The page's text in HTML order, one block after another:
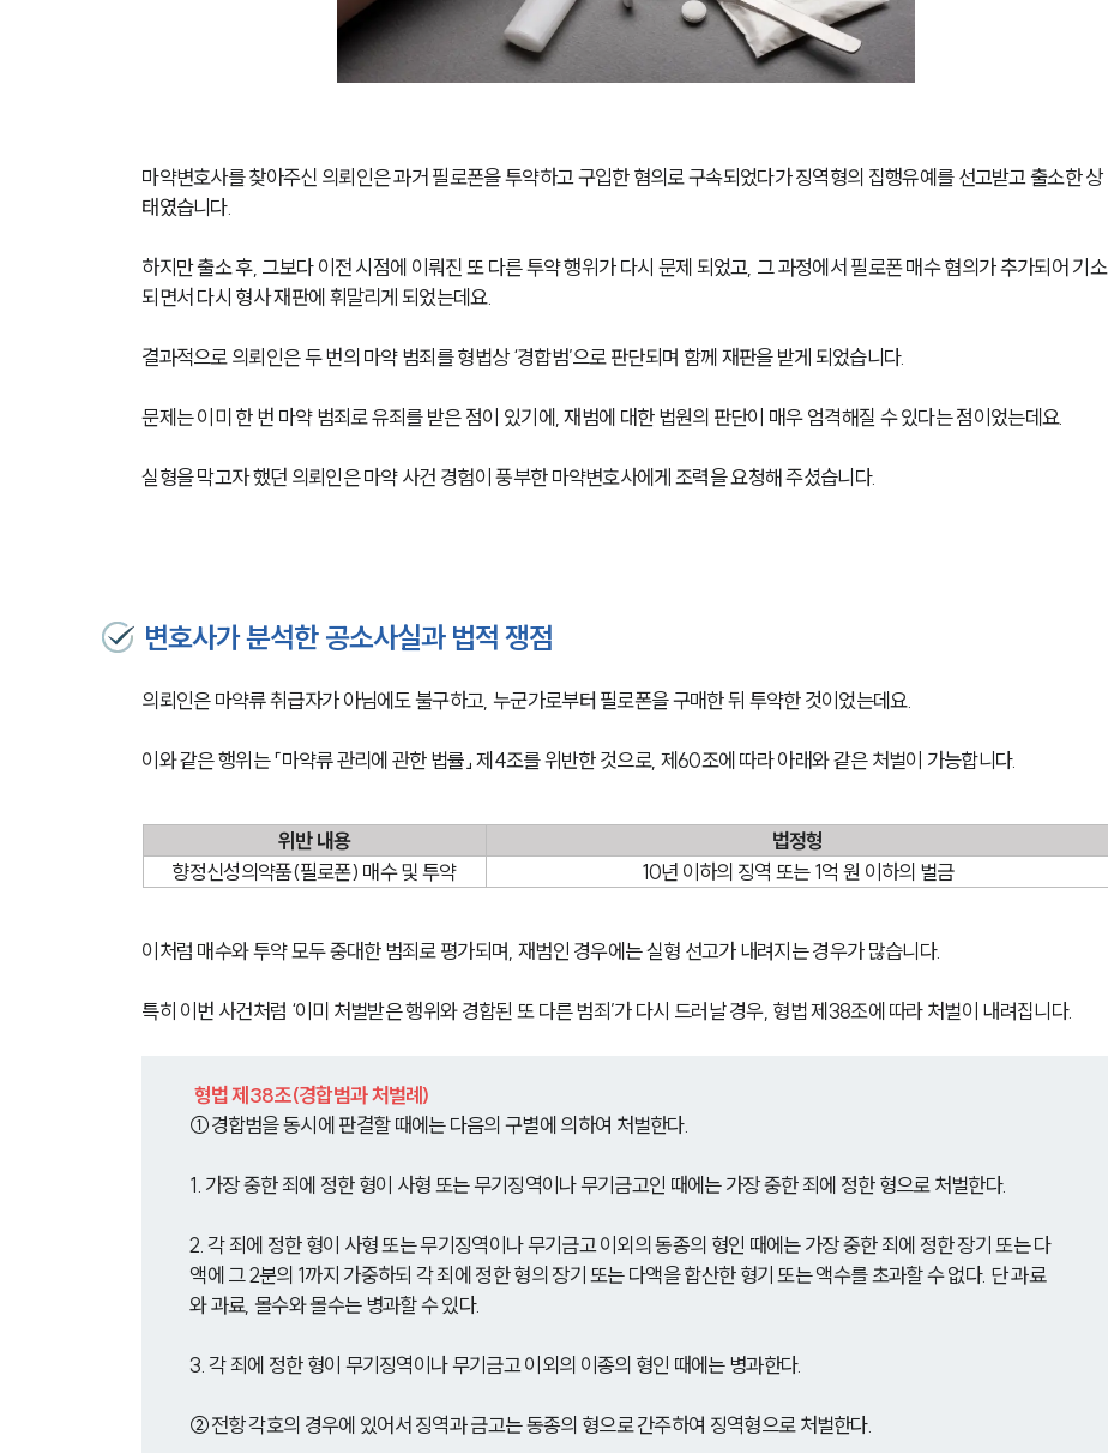
마약변호사를 찾아주신 의뢰인은 과거 필로폰을 투약하고 구입한 혐의로 구속되었다가 징역형의 집행유예를 선고받고 출소한 상
태였습니다.
하지만 출소 후, 그보다 이전 시점에 이뤄진 또 다른 투약 행위가 다시 문제 되었고, 그 과정에서 필로폰 매수 혐의가 추가되어 기소
되면서 다시 형사 재판에 휘말리게 되었는데요.
결과적으로 의뢰인은 두 번의 마약 범죄를 형법상 ‘경합범’으로 판단되며 함께 재판을 받게 되었습니다.
문제는 이미 한 번 마약 범죄로 유죄를 받은 점이 있기에, 재범에 대한 법원의 판단이 매우 엄격해질 수 있다는 점이었는데요.
실형을 막고자 했던 의뢰인은 마약 사건 경험이 풍부한 마약변호사에게 조력을 요청해 주셨습니다.
변호사가 분석한 공소사실과 법적 쟁점
의뢰인은 마약류 취급자가 아님에도 불구하고, 누군가로부터 필로폰을 구매한 뒤 투약한 것이었는데요.
이와 같은 행위는 「마약류 관리에 관한 법률」 제4조를 위반한 것으로, 제60조에 따라 아래와 같은 처벌이 가능합니다.
위반 내용
법정형
향정신성의약품(필로폰) 매수 및 투약
10년 이하의 징역 또는 1억 원 이하의 벌금
이처럼 매수와 투약 모두 중대한 범죄로 평가되며, 재범인 경우에는 실형 선고가 내려지는 경우가 많습니다.
특히 이번 사건처럼 ‘이미 처벌받은 행위와 경합된 또 다른 범죄’가 다시 드러날 경우, 형법 제38조에 따라 처벌이 내려집니다.
형법 제38조(경합범과 처벌례)
①경합범을 동시에 판결할 때에는 다음의 구별에 의하여 처벌한다.
1. 가장 중한 죄에 정한 형이 사형 또는 무기징역이나 무기금고인 때에는 가장 중한 죄에 정한 형으로 처벌한다.
2. 각 죄에 정한 형이 사형 또는 무기징역이나 무기금고 이외의 동종의 형인 때에는 가장 중한 죄에 정한 장기 또는 다
액에 그 2분의 1까지 가중하되 각 죄에 정한 형의 장기 또는 다액을 합산한 형기 또는 액수를 초과할 수 없다. 단 과료
와 과료, 몰수와 몰수는 병과할 수 있다.
3. 각 죄에 정한 형이 무기징역이나 무기금고 이외의 이종의 형인 때에는 병과한다.
②전항 각호의 경우에 있어서 징역과 금고는 동종의 형으로 간주하여 징역형으로 처벌한다.